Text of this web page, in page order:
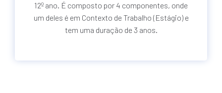
12º ano. É composto por 4 componentes, onde
um deles é em Contexto de Trabalho (Estágio) e
tem uma duração de 3 anos.